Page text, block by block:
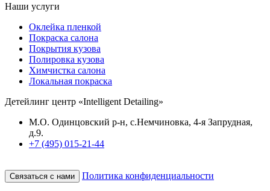
Наши услуги
Оклейка пленкой
Покраска салона
Покрытия кузова
Полировка кузова
Химчистка салона
Локальная покраска
Детейлинг центр «Intelligent Detailing»
М.О. Одинцовский р-н, с.Немчиновка, 4-я Запрудная,
д.9.
+7 (495) 015-21-44
Связаться с нами Политика конфиденциальности